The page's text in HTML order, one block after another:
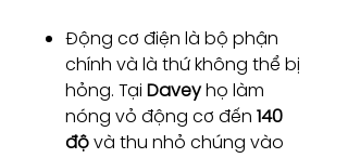
Động cơ điện là bộ phận
chính và là thứ không thể bị
hỏng. Tại Daveyhọ làm
nóng vỏ động cơ đến 140
độvà thu nhỏ chúng vào